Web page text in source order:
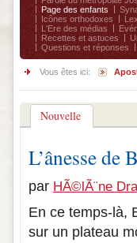
Page des enfants
Icônes orthodoxes
L'Ere des médias
Recettes et astuces
Questions et réponses
Vous êtes ici:
Nouvelle
L’ânesse de
par HÃ©lÃ¨ne
En ce temps-là,
sur un plateau